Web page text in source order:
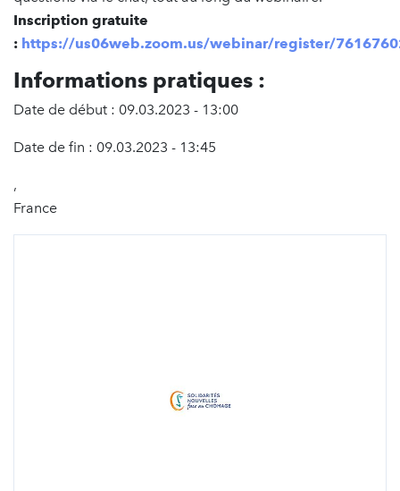
Inscription gratuite
: https://us06web.zoom.us/webinar/register/
Informations pratiques :
Date de début : 09.03.2023 - 13:00
Date de fin : 09.03.2023 - 13:45
,
France